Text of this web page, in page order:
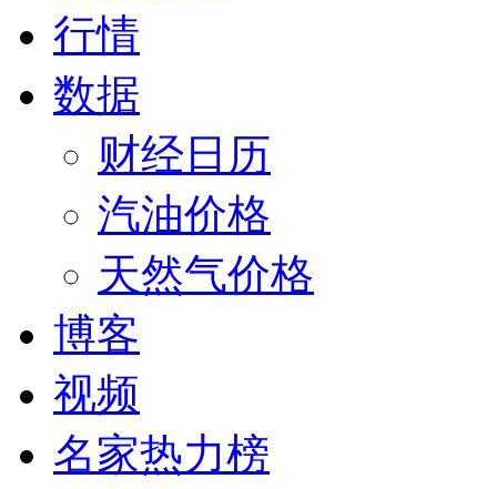
行情
数据
财经日历
汽油价格
天然气价格
博客
视频
名家热力榜